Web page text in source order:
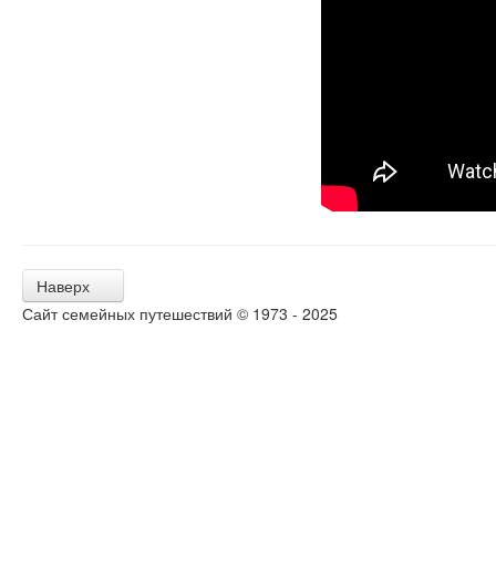
Наверх
Сайт семейных путешествий © 1973 - 2025